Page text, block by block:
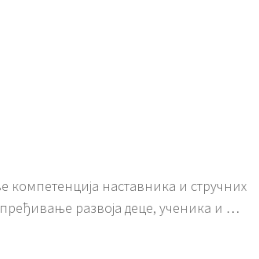
компетенција наставника и стручних
развоја деце, ученика и …